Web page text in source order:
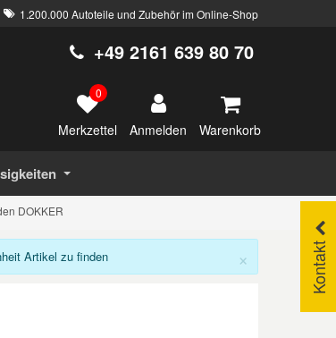
1.200.000 Autoteile und Zubehör im Online-Shop
+49 2161 639 80 70
0
Merkzettel Anmelden Warenkorb
DOKKER
Kontakt
×
Artikel zu finden